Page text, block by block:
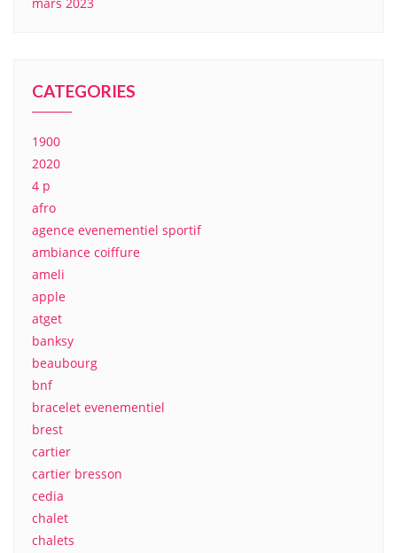
mars 2023
CATEGORIES
1900
2020
4 p
afro
agence evenementiel sportif
ambiance coiffure
ameli
apple
atget
banksy
beaubourg
bnf
bracelet evenementiel
brest
cartier
cartier bresson
cedia
chalet
chalets